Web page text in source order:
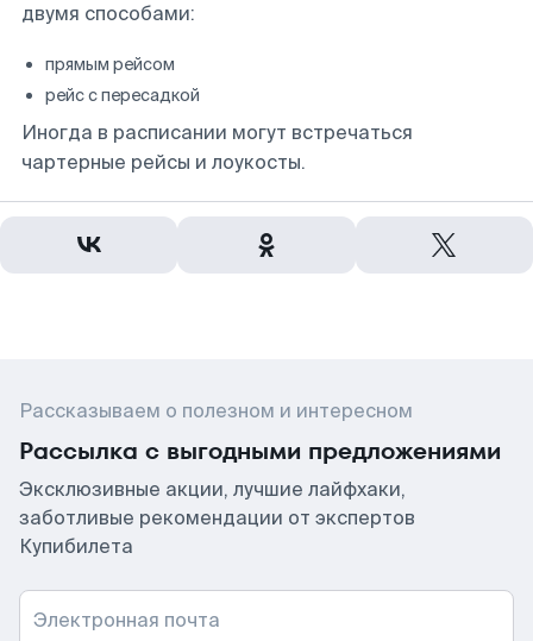
двумя способами:
прямым рейсом
рейс с пересадкой
Иногда в расписании могут встречаться
чартерные рейсы и лоукосты.
Рассказываем о полезном и интересном
Рассылка с выгодными предложениями
Эксклюзивные акции, лучшие лайфхаки,
заботливые рекомендации от экспертов
Купибилета
Электронная почта